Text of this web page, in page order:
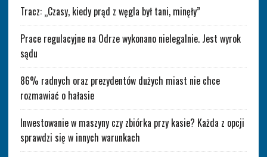
Tracz: „Czasy, kiedy prąd z węgla był tani, minęły”
Prace regulacyjne na Odrze wykonano nielegalnie. Jest wyrok
sądu
86% radnych oraz prezydentów dużych miast nie chce
rozmawiać o hałasie
Inwestowanie w maszyny czy zbiórka przy kasie? Każda z opcji
sprawdzi się w innych warunkach